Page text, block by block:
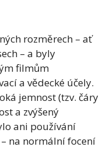
rozměrech – ať
– a byly
filmům
a vědecké účely.
jemnost (tzv. čáry
a zvýšený
ani používání
na normální focení